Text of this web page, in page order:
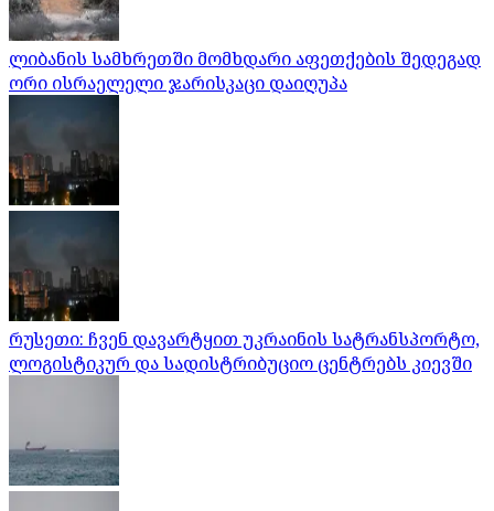
ლიბანის სამხრეთში მომხდარი აფეთქების შედეგად
ორი ისრაელელი ჯარისკაცი დაიღუპა
რუსეთი: ჩვენ დავარტყით უკრაინის სატრანსპორტო,
ლოგისტიკურ და სადისტრიბუციო ცენტრებს კიევში